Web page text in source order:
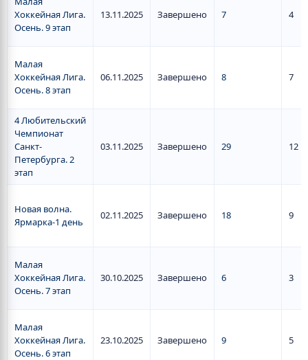
Хоккейная Лига.
Осень. 9 этап
13.11.2025 Завершено 7 4
Малая
Хоккейная Лига.
Осень. 8 этап
06.11.2025 Завершено 8 7
4 Любительский
Чемпионат
Санкт-
Петербурга. 2
этап
03.11.2025 Завершено 29 12
Новая волна.
Ярмарка-1 день
02.11.2025 Завершено 18 9
Малая
Хоккейная Лига.
Осень. 7 этап
30.10.2025 Завершено 6 3
Малая
Хоккейная Лига.
Осень. 6 этап
23.10.2025 Завершено 9 5